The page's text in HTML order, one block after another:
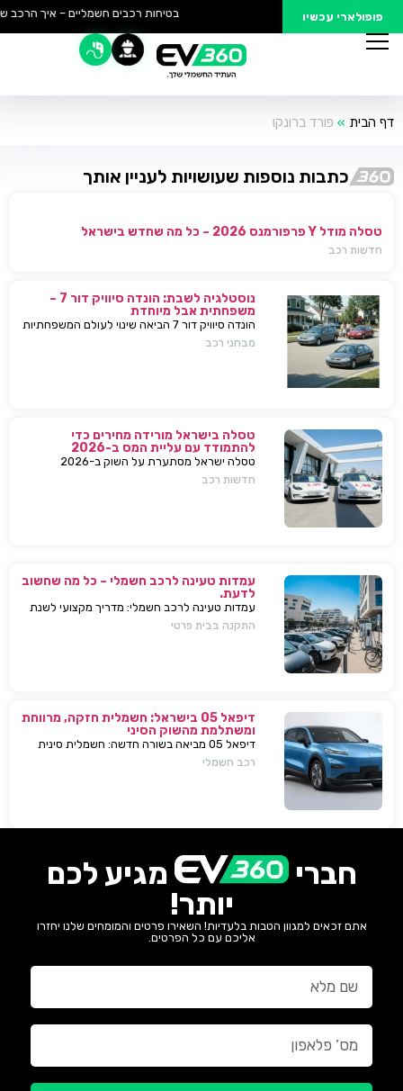
פופולארי עכשיו בטיחות רכבים חשמליים – איך הרכב
דף הבית » פורד ברונקו
כתבות נוספות שעושויות לעניין אותך
טסלה מודל Y פרפורמנס 2026 – כל מה שחדש בישראל
חדשות רכב
נוסטלגיה לשבת: הונדה סיוויק דור 7 –
משפחתית אבל מיוחדת
הונדה סיוויק דור 7 הביאה שינוי לעולם המשפחתיות
בישראל — כל מה שחשוב לדעת, מפרטים ועד
מבחני רכב
טסלה בישראל מורידה מחירים כדי
להתמודד עם עליית המס ב-2026
טסלה ישראל מסתערת על השוק ב-2026
ומבצעת הפחתות מחירים של עשרות אלפי שקלים
חדשות רכב
עמדות טעינה לרכב חשמלי – כל מה שחשוב
לדעת.
עמדות טעינה לרכב חשמלי: מדריך מקצועי לשנת
2025. בחירת עמדת טעינה, התקנה בבית או
התקנה בבית פרטי
דיפאל 05 בישראל: חשמלית חזקה, מרווחת
ומשתלמת מהשוק הסיני
דיפאל 05 מביאה בשורה חדשה: חשמלית סינית
חזקה, גדולה וזולה שמאיימת לערער את מתחרות
רכב חשמלי
חברי
מגיע לכם
יותר!
אתם זכאים למגוון הטבות בלעדיות! השאירו פרטים והמומחים שלנו יחזרו
אליכם עם כל הפרטים.